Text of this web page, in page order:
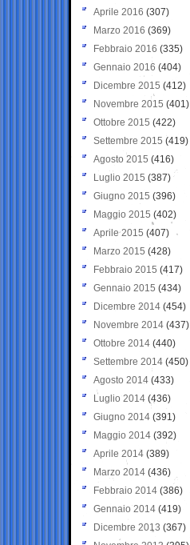
Aprile 2016 (307)
Marzo 2016 (369)
Febbraio 2016 (335)
Gennaio 2016 (404)
Dicembre 2015 (412)
Novembre 2015 (401)
Ottobre 2015 (422)
Settembre 2015 (419)
Agosto 2015 (416)
Luglio 2015 (387)
Giugno 2015 (396)
Maggio 2015 (402)
Aprile 2015 (407)
Marzo 2015 (428)
Febbraio 2015 (417)
Gennaio 2015 (434)
Dicembre 2014 (454)
Novembre 2014 (437)
Ottobre 2014 (440)
Settembre 2014 (450)
Agosto 2014 (433)
Luglio 2014 (436)
Giugno 2014 (391)
Maggio 2014 (392)
Aprile 2014 (389)
Marzo 2014 (436)
Febbraio 2014 (386)
Gennaio 2014 (419)
Dicembre 2013 (367)